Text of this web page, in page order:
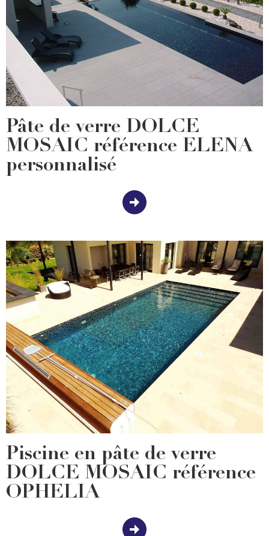
Pâte de verre DOLCE
MOSAIC référence ELENA
personnalisé
Piscine en pâte de verre
DOLCE MOSAIC référence
OPHELIA